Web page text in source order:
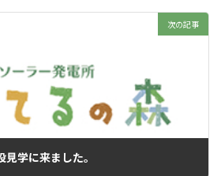
次の記事
学に来ました。